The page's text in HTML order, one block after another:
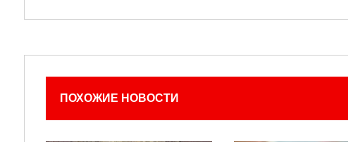
ПОХОЖИЕ НОВОСТИ